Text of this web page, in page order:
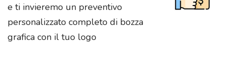
e ti invieremo un preventivo
personalizzato completo di bozza
grafica con il tuo logo